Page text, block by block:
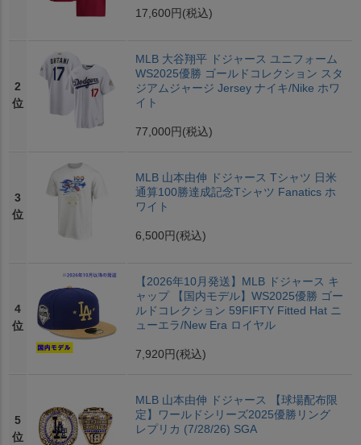
17,600円 (税込)
2
位
MLB 大谷翔平 ドジャース ユニフォーム
WS2025優勝 ゴールドコレクション スタ
ジアムジャージ Jersey ナイキ/Nike ホワ
イト
77,000円 (税込)
3
位
MLB 山本由伸 ドジャース Tシャツ 日米
通算100勝達成記念Tシャツ Fanatics ホ
ワイト
6,500円 (税込)
4
位
【2026年10月発送】MLB ドジャース キ
ャップ 【国内モデル】WS2025優勝 ゴー
ルドコレクション 59FIFTY Fitted Hat ニ
ューエラ/New Era ロイヤル
7,920円 (税込)
5
位
MLB 山本由伸 ドジャース 【球場配布限
定】ワールドシリーズ2025優勝リング
レプリカ (7/28/26) SGA